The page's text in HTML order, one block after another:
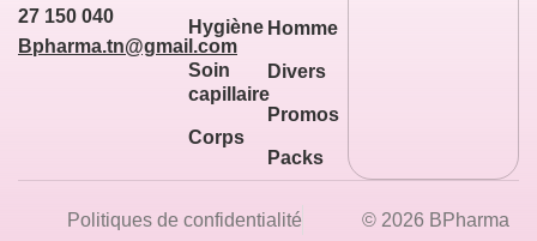
27 150 040
Bpharma.tn@gmail.com
Hygiène
Soin
capillaire
Corps
Homme
Divers
Promos
Packs
© 2026 BPharma
Politiques de confidentialité